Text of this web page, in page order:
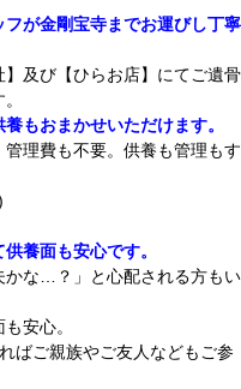
が金剛宝寺までお運びし丁寧
】及び【ひらお店】にてご遺骨
もおまかせいただけます。
理費も不要。供養も管理もす
養面も安心です。
かな…？」と心配される方もい
安心。
ばご親族やご友人などもご参